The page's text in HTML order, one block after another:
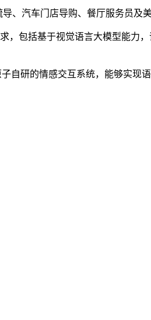
、汽车门店导购、餐厅服务员及美
，包括基于视觉语言大模型能力
自研的情感交互系统，能够实现